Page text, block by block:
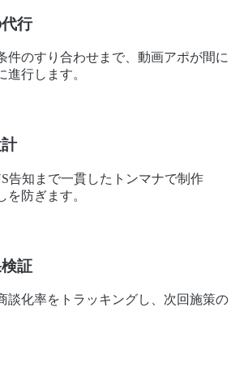
行
件のすり合わせまで、動画アポが間に
進行します。
告知まで一貫したトンマナで制作
を防ぎます。
証
談化率をトラッキングし、次回施策の